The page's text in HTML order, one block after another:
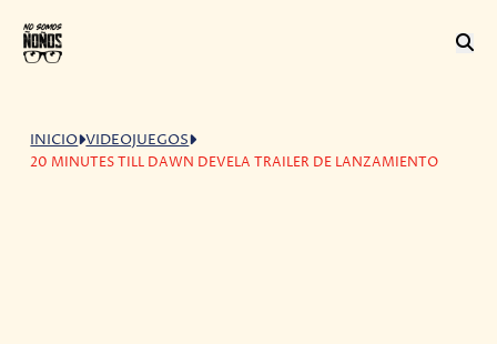
INICIO VIDEOJUEGOS
20 MINUTES TILL DAWN DEVELA TRAILER DE LANZAMIENTO